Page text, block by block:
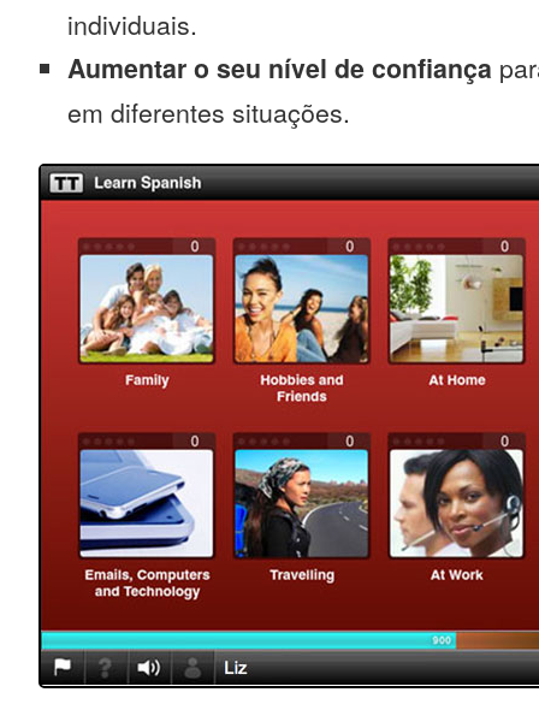
individuais.
Aumentar o seu nível de confiança
em diferentes situações.